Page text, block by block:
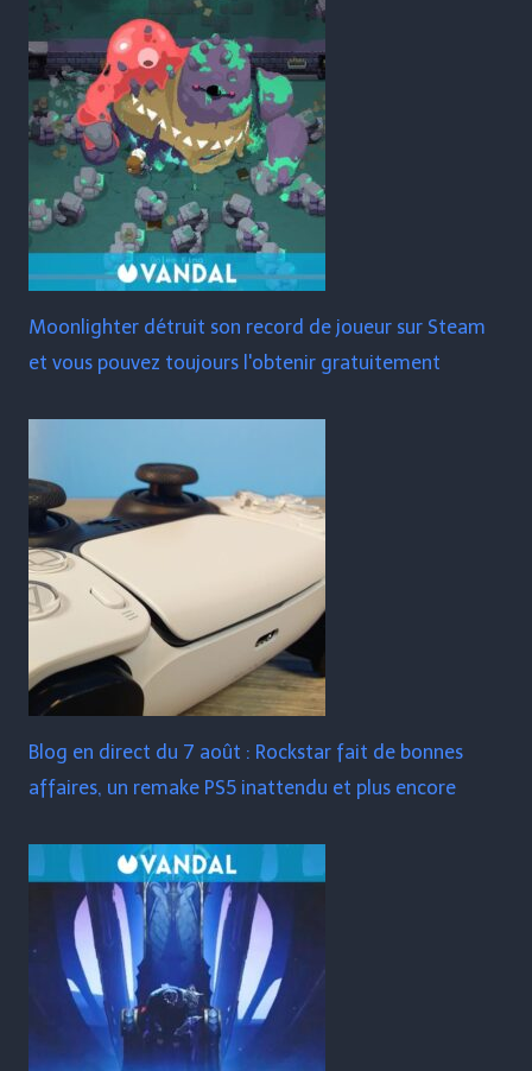
Moonlighter détruit son record de joueur sur Steam
et vous pouvez toujours l'obtenir gratuitement
Blog en direct du 7 août : Rockstar fait de bonnes
affaires, un remake PS5 inattendu et plus encore